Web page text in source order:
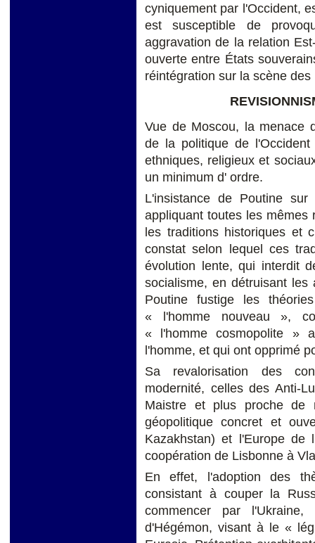
cyniquement par l'Occident,
est susceptible de
aggravation de la relation
ouverte entre États
réintégration sur la scène
Vue de Moscou, la menace
de la politique de
ethniques, religieux et
un minimum d' ordre.
L'insistance de Poutine
appliquant toutes les mêmes
les traditions historiques et
constat selon lequel ces
évolution lente, qui interdit
socialisme, en détruisant
Poutine fustige les
« l'homme nouveau »,
« l'homme cosmopolite »
l'homme, et qui ont opprimé
Sa revalorisation des
modernité, celles des Anti-
Maistre et plus proche de
géopolitique concret et
Kazakhstan) et l'Europe de
coopération de Lisbonne à
En effet, l'adoption des
consistant à couper la
commencer par
d'Hégémon, visant à le «